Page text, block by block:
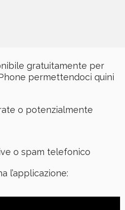
gratuitamente per
permettendoci quini
o potenzialmente
o spam telefonico
l’applicazione: